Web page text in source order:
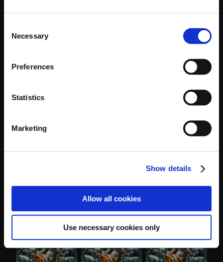
Selection
Necessary
Preferences
Statistics
Marketing
Show details
Allow all cookies
Use necessary cookies only
おすすめ商品